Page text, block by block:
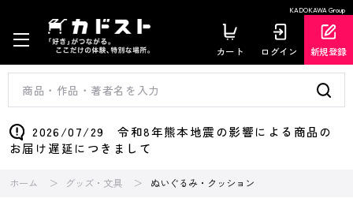
KADOKAWA Group
カート ログイン 新規登録
2026/07/29 令和8年熊本地震の影響による商品の
お届け遅延につきまして
ホーム グッズ・文具 ぬいぐるみ・クッション